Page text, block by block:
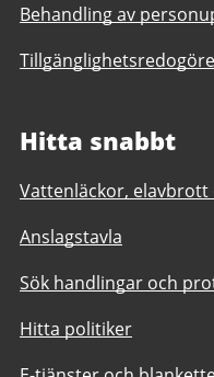
Behandling av
Hitta snabbt
Vattenläckor,
Anslagstavla
Sök handlingar och
Hitta politiker